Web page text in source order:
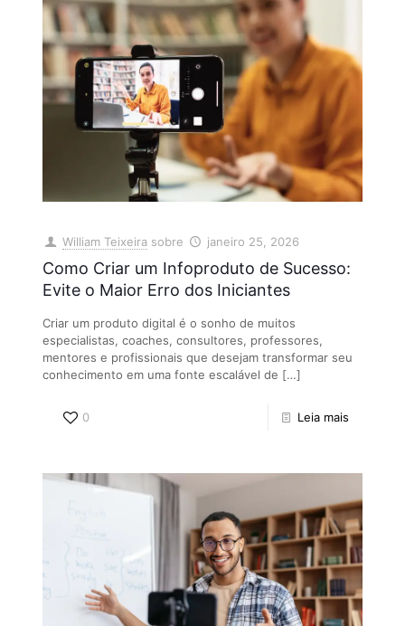
William Teixeira sobre janeiro 25, 2026
Como Criar um Infoproduto de Sucesso:
Evite o Maior Erro dos Iniciantes
Criar um produto digital é o sonho de muitos
especialistas, coaches, consultores, professores,
mentores e profissionais que desejam transformar seu
conhecimento em uma fonte escalável de […]
0 Leia mais